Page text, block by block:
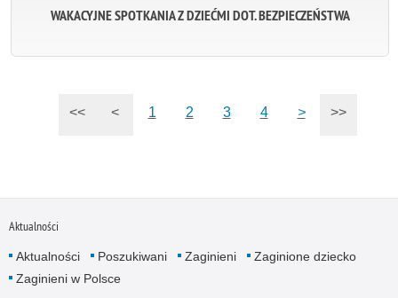
WAKACYJNE SPOTKANIA Z DZIEĆMI DOT. BEZPIECZEŃSTWA
<< < 1 2 3 4 > >>
Aktualności
Aktualności Poszukiwani Zaginieni
Zaginione dziecko
Zaginieni w Polsce